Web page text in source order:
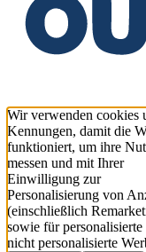
Wir verwenden cookies
Kennungen, damit die
funktioniert, um ihre
messen und mit Ihrer
Einwilligung zur
Personalisierung von
(einschließlich
sowie für personalisierte
nicht personalisierte